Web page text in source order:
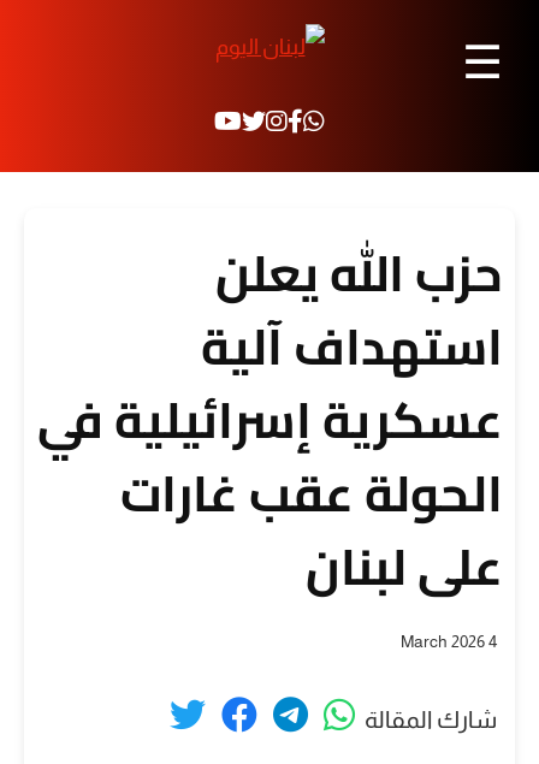
☰
حزب الله يعلن
استهداف آلية
عسكرية إسرائيلية في
الحولة عقب غارات
على لبنان
4 March 2026
شارك المقالة